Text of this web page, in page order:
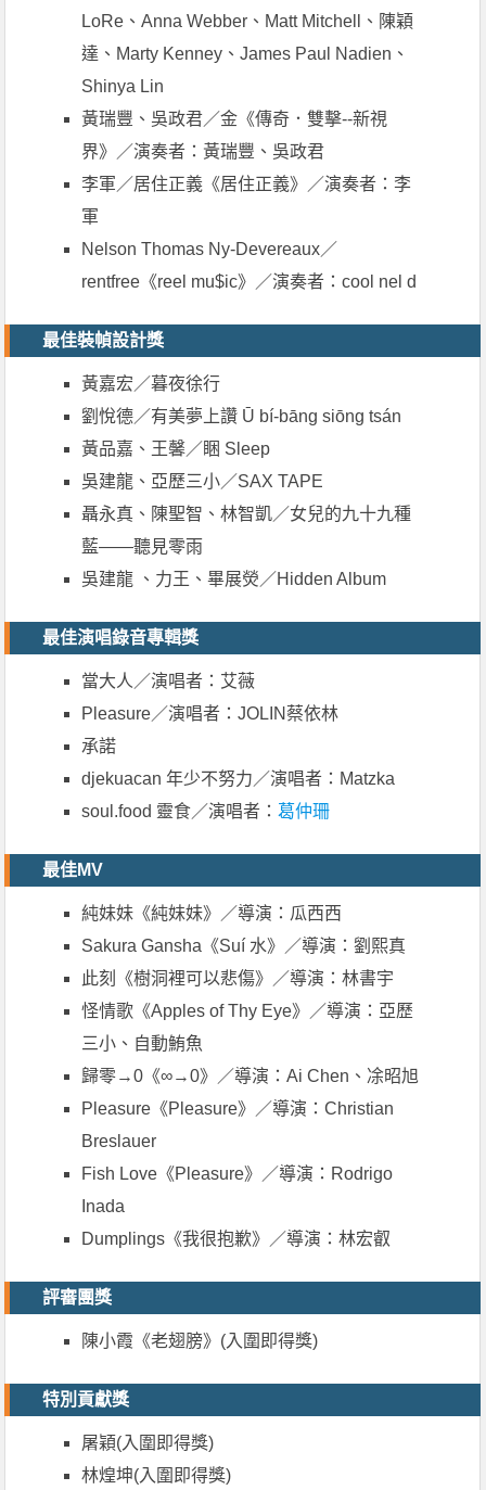
LoRe、Anna Webber、Matt Mitchell、陳穎
達、Marty Kenney、James Paul Nadien、
Shinya Lin
黃瑞豐、吳政君／金《傳奇．雙擊--新視
界》／演奏者：黃瑞豐、吳政君
李軍／居住正義《居住正義》／演奏者：李
軍
Nelson Thomas Ny-Devereaux／
rentfree《reel mu$ic》／演奏者：cool nel d
最佳裝幀設計獎
黃嘉宏／暮夜徐行
劉悅德／有美夢上讚 Ū bí-bāng siōng tsán
黃品嘉、王馨／睏 Sleep
吳建龍、亞歷三小／SAX TAPE
聶永真、陳聖智、林智凱／女兒的九十九種
藍——聽見零雨
吳建龍 、力王、畢展熒／Hidden Album
最佳演唱錄音專輯獎
當大人／演唱者：艾薇
Pleasure／演唱者：JOLIN蔡依林
承諾
djekuacan 年少不努力／演唱者：Matzka
soul.food 靈食／演唱者：葛仲珊
最佳MV
純妹妹《純妹妹》／導演：瓜西西
Sakura Gansha《Suí 水》／導演：劉熙真
此刻《樹洞裡可以悲傷》／導演：林書宇
怪情歌《Apples of Thy Eye》／導演：亞歷
三小、自動鮪魚
歸零→0《∞→0》／導演：Ai Chen、凃昭旭
Pleasure《Pleasure》／導演：Christian
Breslauer
Fish Love《Pleasure》／導演：Rodrigo
Inada
Dumplings《我很抱歉》／導演：林宏叡
評審團獎
陳小霞《老翅膀》(入圍即得獎)
特別貢獻獎
屠穎(入圍即得獎)
林煌坤(入圍即得獎)